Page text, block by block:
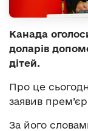
Канада
доларів
дітей.
Про це
заявив
За його